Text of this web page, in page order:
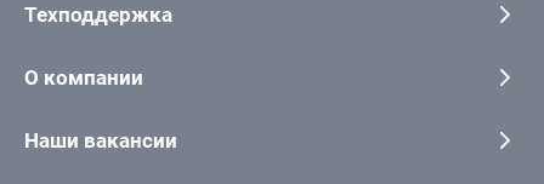
Техподдержка
О компании
Наши вакансии